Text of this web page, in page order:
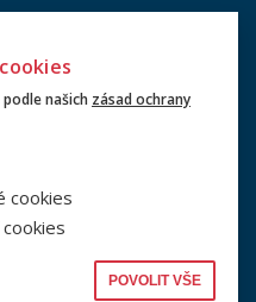
se k odběru
kontaktu.
výše uvedenou adresu a
dle dokumentu níže.
našich zásad ochrany
cookies
POVOLIT VŠE